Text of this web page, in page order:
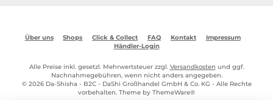
Über uns Shops Click & Collect FAQ Kontakt
Impressum
Händler-Login
Alle Preise inkl. gesetzl. Mehrwertsteuer zzgl. Versandkosten und ggf.
Nachnahmegebühren, wenn nicht anders angegeben.
© 2026 Da-Shisha - B2C - DaShi Großhandel GmbH & Co. KG - Alle Rechte
vorbehalten. Theme by ThemeWare®